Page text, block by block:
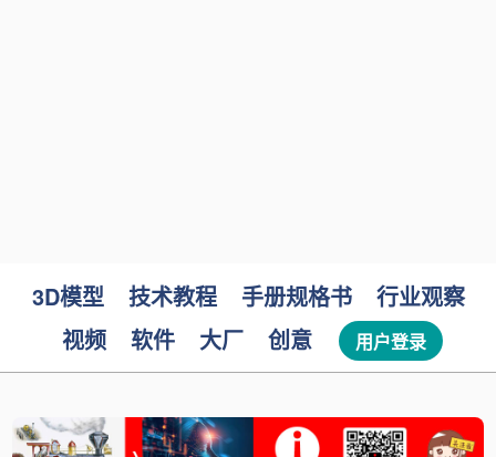
3D模型 技术教程 手册规格书
行业观察
视频
软件 大厂 创意 用户登录